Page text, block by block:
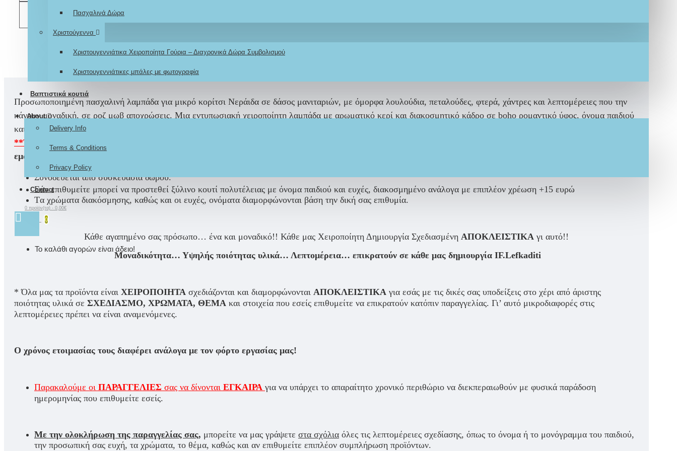
Πασχαλινά Δώρα
Χριστούγεννα
Χριστουγεννιάτικα Χειροποίητα Γούρια – Διαχρονικά Δώρα Συμβολισμού
Χριστουγεννιάτικες μπάλες με φωτογραφία
Βαπτιστικά κουτιά
About
Delivery Info
Terms & Conditions
Privacy Policy
Contact
0 προϊόν(τα) - 0,00€
0
Το καλάθι αγορών είναι άδειο!
ΣΎΓΚΡΙΣΗ
Προσωποποιημένη πασχαλινή λαμπάδα για μικρό κορίτσι Νεράιδα σε δάσος μανιταριών, με όμορφα λουλούδια, πεταλούδες, φτερά, χάντρες και λεπτομέρειες που την
κάνουν μοναδική, σε ροζ μωβ αποχρώσεις. Μια εντυπωσιακή χειροποίητη λαμπάδα με αρωματικό κερί και διακοσμητικό κάδρο σε boho ρομαντικό ύφος, όνομα παιδιού
και ευχή. Ιδανική επιλογή και για
**Το ΘΕΜΑ, η ευχή, καθώς και τα χρώματα της διακόσμησης
εμάς, αποκλειστικά για εσάς, σύμφωνα με τη δική σας επιθυμία.
Συνοδεύεται από συσκευασία δώρου.
Εάν επιθυμείτε μπορεί να προστεθεί ξύλινο κουτί πολυτέλειας με όνομα παιδιού και ευχές, διακοσμημένο ανάλογα με επιπλέον χρέωση +15 ευρώ
Tα χρώματα διακόσμησης, καθώς και οι ευχές, ονόματα διαμορφώνονται βάση την δική σας επιθυμία.
Κάθε αγαπημένο σας πρόσωπο… ένα και μοναδικό!! Κάθε μας Χειροποίητη Δημιουργία Σχεδιασμένη ΑΠΟΚΛΕΙΣΤΙΚΑ γι αυτό!!
Μοναδικότητα… Υψηλής ποιότητας υλικά… Λεπτομέρεια… επικρατούν σε κάθε μας δημιουργία IF.Lefkaditi
* Όλα μας τα προϊόντα είναι ΧΕΙΡΟΠΟΙΗΤΑ σχεδιάζονται και διαμορφώνονται ΑΠΟΚΛΕΙΣΤΙΚΑ για εσάς με τις δικές σας υποδείξεις στο χέρι από άριστης
ποιότητας υλικά σε ΣΧΕΔΙΑΣΜΟ, ΧΡΩΜΑΤΑ, ΘΕΜΑ και στοιχεία που εσείς επιθυμείτε να επικρατούν κατόπιν παραγγελίας. Γι’ αυτό μικροδιαφορές στις
λεπτομέρειες πρέπει να είναι αναμενόμενες.
Ο χρόνος ετοιμασίας τους διαφέρει ανάλογα με τον φόρτο εργασίας μας!
Παρακαλούμε οι ΠΑΡΑΓΓΕΛΙΕΣ σας να δίνονται ΕΓΚΑΙΡΑ για να υπάρχει το απαραίτητο χρονικό περιθώριο να διεκπεραιωθούν με φυσικά παράδοση
ημερομηνίας που επιθυμείτε εσείς.
Με την ολοκλήρωση της παραγγελίας σας, μπορείτε να μας γράψετε στα σχόλια όλες τις λεπτομέρειες σχεδίασης, όπως το όνομα ή το μονόγραμμα του παιδιού,
την προσωπική σας ευχή, τα χρώματα, το θέμα, καθώς και αν επιθυμείτε επιπλέον συμπλήρωση προϊόντων.